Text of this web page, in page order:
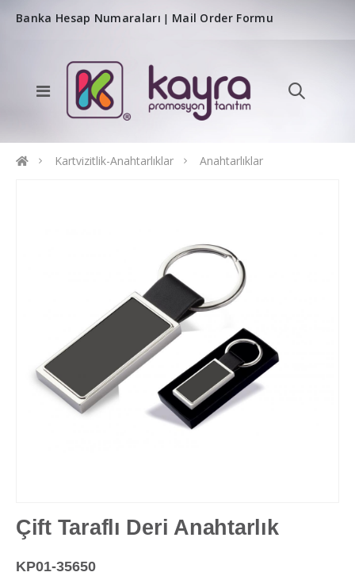
Banka Hesap Numaraları | Mail Order Formu
Kartvizitlik-Anahtarlıklar Anahtarlıklar
Çift Taraflı Deri Anahtarlık
KP01-35650